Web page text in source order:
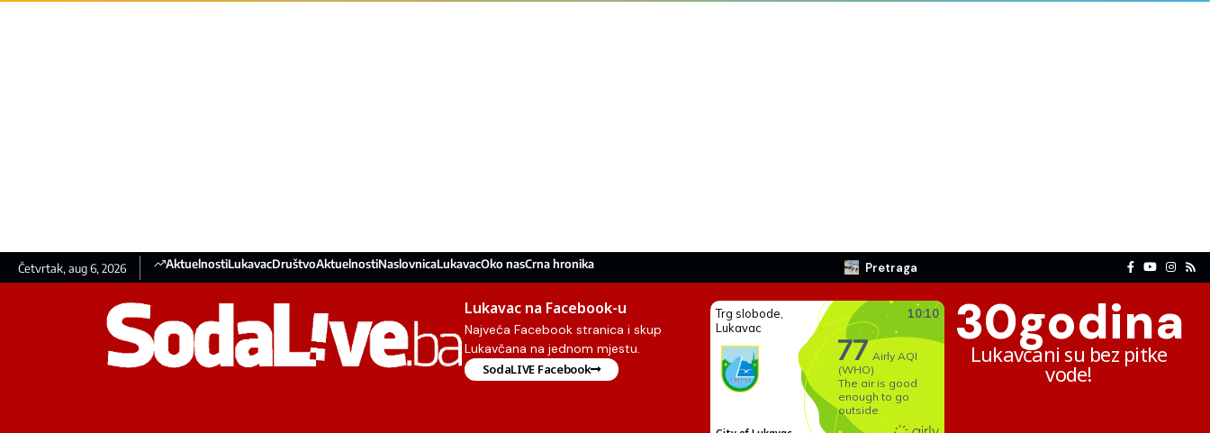
Četvrtak, aug 6, 2026 AktuelnostiLukavacDruštvoAktuelnostiNaslovnicaLukavacOko nasCrna hronika Pretraga
Lukavac na Facebook-u
Najveća Facebook stranica i skup
Lukavčana na jednom mjestu.
SodaLIVE Facebook
30godina
Lukavčani su bez pitke
vode!